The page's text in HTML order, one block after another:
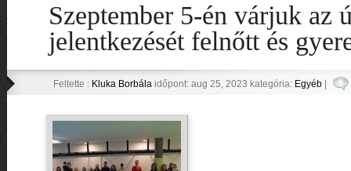
Szeptember 5-én várjuk az
jelentkezését felnőtt és
Feltette : Kluka Borbálaidőpont: aug 25, 2023 kategória: Egyéb|